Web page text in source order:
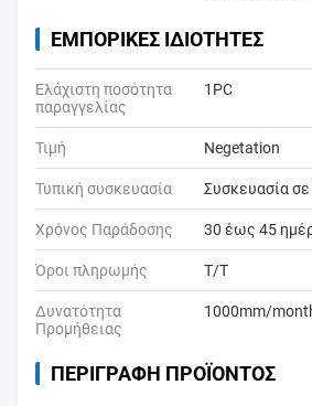
ΕΜΠΟΡΙΚΈΣ ΙΔΙΌΤΗΤΕΣ
Ελάχιστη ποσότητα
παραγγελίας
1PC
Τιμή Negetation
Τυπική συσκευασία Συσκευασία
Χρόνος Παράδοσης 30 έως 45
Όροι πληρωμής T/T
Δυνατότητα
Προμήθειας
1000mm/
ΠΕΡΙΓΡΑΦΉ ΠΡΟΪΌΝΤΟΣ